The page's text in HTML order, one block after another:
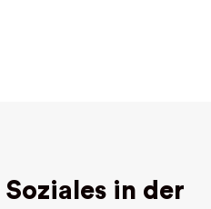
in der